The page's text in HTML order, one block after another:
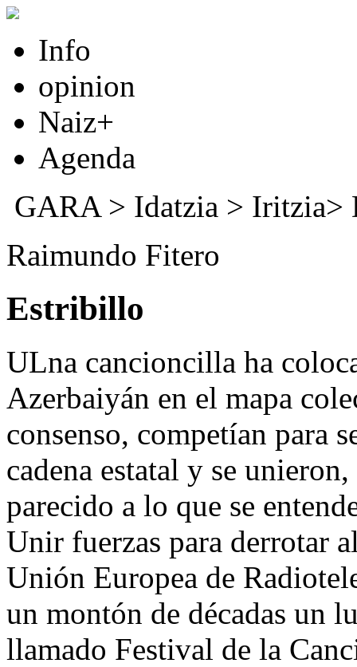
Info
opinion
Naiz+
Agenda
GARA> Idatzia > Iritzia>
Raimundo Fitero
Estribillo
ULna cancioncilla ha
Azerbaiyán en el mapa
consenso, competían para
cadena estatal y se
parecido a lo que se
Unir fuerzas para derrotar
Unión Europea de
un montón de décadas un
llamado Festival de la